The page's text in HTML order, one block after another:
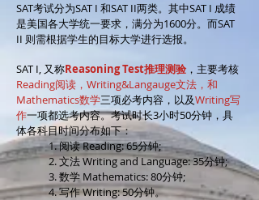
SAT考试分为SAT I 和SAT II两类。其中SAT I 成绩
是美国各大学统一要求，满分为1600分。而SAT
II 则需根据学生的目标大学进行选报。
SAT I, 又称Reasoning Test推理测验 ，主要考核
Reading阅读，Writing&Langauge文法，和
Mathematics数学三项必考内容，以及Writing写
作一项都选考内容。考试时长3小时50分钟，具
体各科目时间分布如下：
1. 阅读 Reading: 65分钟;
2. 文法 Writing and Language: 35分钟;
3. 数学 Mathematics: 80分钟;
4. 写作 Writing: 50分钟。